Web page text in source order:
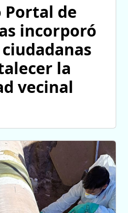
Portal de
incorporó
la
vecinal